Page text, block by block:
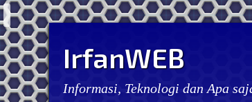
IrfanWEB
Informasi, Teknologi dan Apa